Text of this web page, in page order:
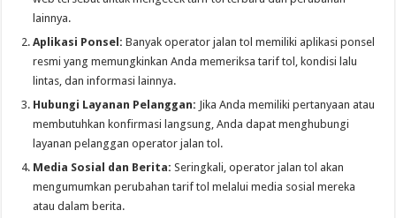
lainnya.
Aplikasi Ponsel: Banyak operator jalan tol memiliki aplikasi ponsel
resmi yang memungkinkan Anda memeriksa tarif tol, kondisi lalu
lintas, dan informasi lainnya.
Hubungi Layanan Pelanggan: Jika Anda memiliki pertanyaan atau
membutuhkan konfirmasi langsung, Anda dapat menghubungi
layanan pelanggan operator jalan tol.
Media Sosial dan Berita: Seringkali, operator jalan tol akan
mengumumkan perubahan tarif tol melalui media sosial mereka
atau dalam berita.